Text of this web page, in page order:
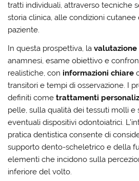
tratti individuali, attraverso tecniche
storia clinica, alle condizioni
paziente.
In questa prospettiva, la
anamnesi, esame obiettivo e
realistiche, con informazioni chiare
transitori e tempi di osservazione. I
definiti cometrattamenti
pelle, sulla qualità dei tessuti molli e
eventuali dispositivi odontoiatrici.
pratica dentistica consente di
supporto dento-scheletrico e della
elementi che incidono sulla
inferiore del volto.